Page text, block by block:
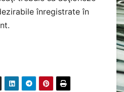
înregistrate în